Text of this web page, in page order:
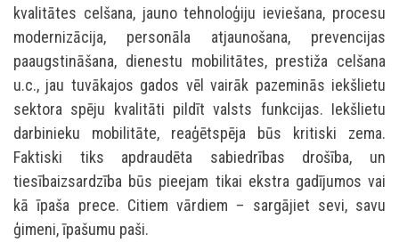
kvalitātes celšana, jauno tehnoloģiju ieviešana, procesu
modernizācija, personāla atjaunošana, prevencijas
paaugstināšana, dienestu mobilitātes, prestiža celšana
u.c., jau tuvākajos gados vēl vairāk pazeminās iekšlietu
sektora spēju kvalitāti pildīt valsts funkcijas. Iekšlietu
darbinieku mobilitāte, reaģētspēja būs kritiski zema.
Faktiski tiks apdraudēta sabiedrības drošība, un
tiesībaizsardzība būs pieejam tikai ekstra gadījumos vai
kā īpaša prece. Citiem vārdiem – sargājiet sevi, savu
ģimeni, īpašumu paši.